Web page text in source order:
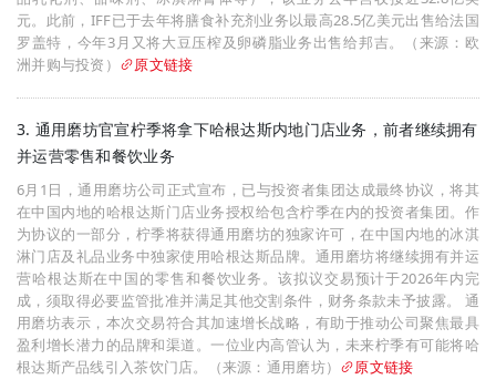
元。此前，IFF已于去年将膳食补充剂业务以最高28.5亿美元出售给法国
罗盖特，今年3月又将大豆压榨及卵磷脂业务出售给邦吉。（来源：欧
洲并购与投资）
原文链接
3. 通用磨坊官宣柠季将拿下哈根达斯内地门店业务，前者继续拥有
并运营零售和餐饮业务
6月1日，通用磨坊公司正式宣布，已与投资者集团达成最终协议，将其
在中国内地的哈根达斯门店业务授权给包含柠季在内的投资者集团。作
为协议的一部分，柠季将获得通用磨坊的独家许可，在中国内地的冰淇
淋门店及礼品业务中独家使用哈根达斯品牌。通用磨坊将继续拥有并运
营哈根达斯在中国的零售和餐饮业务。该拟议交易预计于2026年内完
成，须取得必要监管批准并满足其他交割条件，财务条款未予披露。 通
用磨坊表示，本次交易符合其加速增长战略，有助于推动公司聚焦最具
盈利增长潜力的品牌和渠道。一位业内高管认为，未来柠季有可能将哈
根达斯产品线引入茶饮门店。（来源：通用磨坊）
原文链接